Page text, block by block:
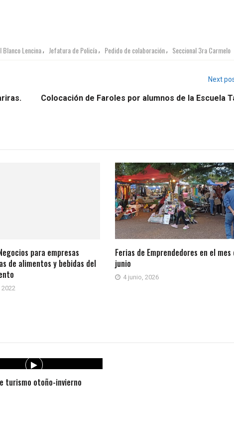
Blanco Lencina, Jefatura de Policía, Pedido de colaboración, Seccional 3ra Carmelo
Next
Colocación de Faroles por alumnos de la Escuela
para empresas
de alimentos y bebidas del
Ferias de Emprendedores en el mes
junio
4 junio, 2026
turismo otoño-invierno